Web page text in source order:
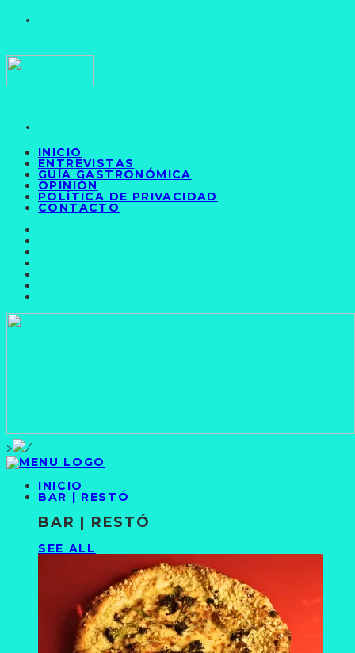
INICIO
ENTREVISTAS
GUÍA GASTRONÓMICA
OPINIÓN
POLÍTICA DE PRIVACIDAD
CONTACTO
>
INICIO
BAR | RESTÓ
BAR | RESTÓ
SEE ALL